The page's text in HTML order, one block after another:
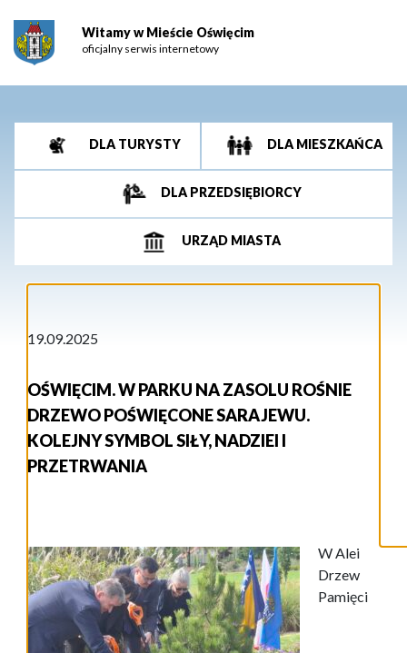
Witamy w Mieście Oświęcim
oficjalny serwis internetowy
DLA TURYSTY DLA MIESZKAŃCA
DLA PRZEDSIĘBIORCY
URZĄD MIASTA
19.09.2025
OŚWIĘCIM. W PARKU NA ZASOLU ROŚNIE
DRZEWO POŚWIĘCONE SARAJEWU.
KOLEJNY SYMBOL SIŁY, NADZIEI I
PRZETRWANIA
W Alei
Drzew
Pamięci